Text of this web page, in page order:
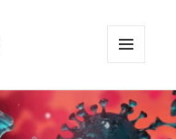
WIDGETS